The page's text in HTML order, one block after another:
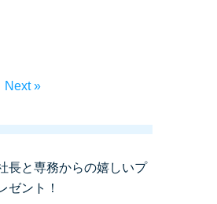
Next »
長と専務からの嬉しいプ
ゼント！